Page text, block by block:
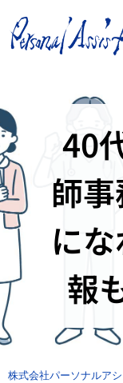
40
師
に
報
株式会社パーソナルアシ